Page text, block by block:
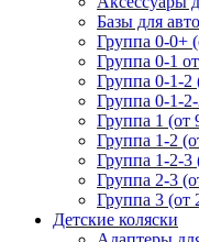
Базы для
Группа 0-0+
Группа 0-1
Группа 0-1-2
Группа 0-1-
Группа 1 (от
Группа 1-2
Группа 1-2-3
Группа 2-3
Группа 3 (от
Детские коляски